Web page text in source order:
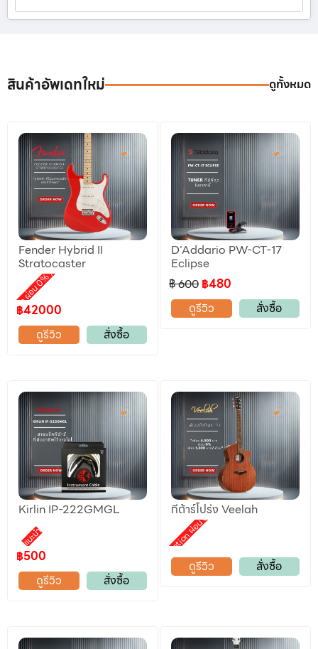
สินค้าอัพเดทใหม่ ดูทั้งหมด
Fender Hybrid II
Stratocaster
ผ่อน 0%
,
ลดราคา
฿42000
ดูรีวิว
สั่งซื้อ
D’Addario PW-CT-17
Eclipse
฿ 600 ฿480
ดูรีวิว
สั่งซื้อ
Kirlin IP-222GMGL
แนะนำ
฿500
ดูรีวิว
สั่งซื้อ
กีต้าร์โปร่ง Veelah
Promotion ผ่อน 0%
ดูรีวิว สั่งซื้อ